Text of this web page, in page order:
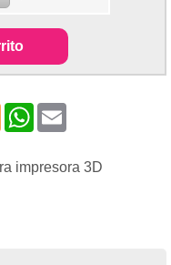
BloggerWhatsApp
impresora 3D